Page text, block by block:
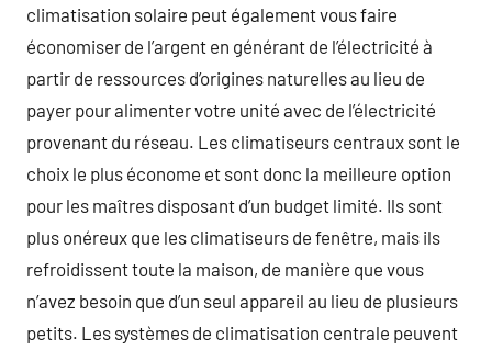
climatisation solaire peut également vous faire
économiser de l’argent en générant de l’électricité à
partir de ressources d’origines naturelles au lieu de
payer pour alimenter votre unité avec de l’électricité
provenant du réseau. Les climatiseurs centraux sont le
choix le plus économe et sont donc la meilleure option
pour les maîtres disposant d’un budget limité. Ils sont
plus onéreux que les climatiseurs de fenêtre, mais ils
refroidissent toute la maison, de manière que vous
n’avez besoin que d’un seul appareil au lieu de plusieurs
petits. Les systèmes de climatisation centrale peuvent